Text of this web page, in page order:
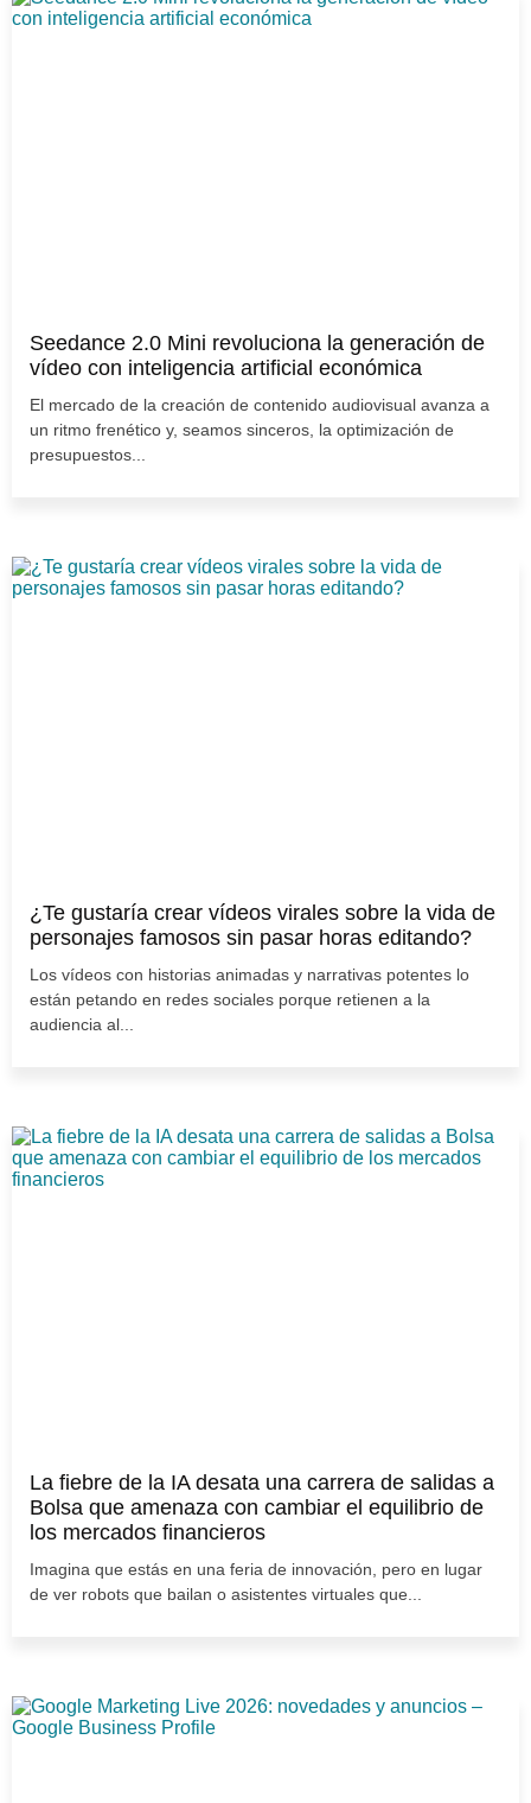
Seedance 2.0 Mini revoluciona la generación de
vídeo con inteligencia artificial económica
El mercado de la creación de contenido audiovisual avanza a
un ritmo frenético y, seamos sinceros, la optimización de
presupuestos...
¿Te gustaría crear vídeos virales sobre la vida de
personajes famosos sin pasar horas editando?
Los vídeos con historias animadas y narrativas potentes lo
están petando en redes sociales porque retienen a la
audiencia al...
La fiebre de la IA desata una carrera de salidas a
Bolsa que amenaza con cambiar el equilibrio de
los mercados financieros
Imagina que estás en una feria de innovación, pero en lugar
de ver robots que bailan o asistentes virtuales que...